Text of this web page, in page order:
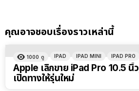
คุณอาจชอบเรื่องราวเหล่านี้
1000 ดู IPAD IPAD MINI IPAD PRO
Apple เลิกขาย iPad Pro 10.5 นิ้
เปิดทางให้รุ่นใหม่